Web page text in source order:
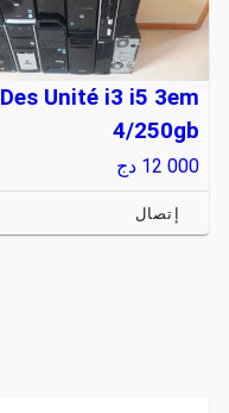
Des Unité i3 i5 3em
4/250gb
12 000 دج
إتصال